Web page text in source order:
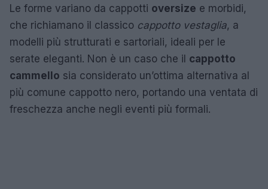
Le forme variano da cappotti oversize e morbidi,
che richiamano il classico cappotto vestaglia, a
modelli più strutturati e sartoriali, ideali per le
serate eleganti. Non è un caso che il cappotto
cammello sia considerato un’ottima alternativa al
più comune cappotto nero, portando una ventata di
freschezza anche negli eventi più formali.